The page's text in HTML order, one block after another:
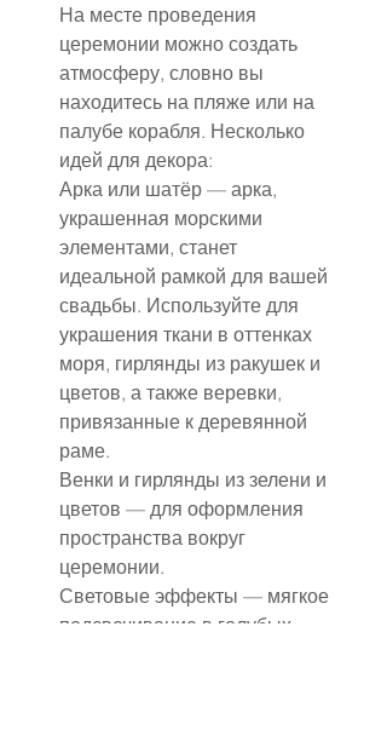
На месте проведения
церемонии можно создать
атмосферу, словно вы
находитесь на пляже или на
палубе корабля. Несколько
идей для декора:
Арка или шатёр — арка,
украшенная морскими
элементами, станет
идеальной рамкой для вашей
свадьбы. Используйте для
украшения ткани в оттенках
моря, гирлянды из ракушек и
цветов, а также веревки,
привязанные к деревянной
раме.
Венки и гирлянды из зелени и
цветов — для оформления
пространства вокруг
церемонии.
Световые эффекты — мягкое
подсвечивание в голубых,